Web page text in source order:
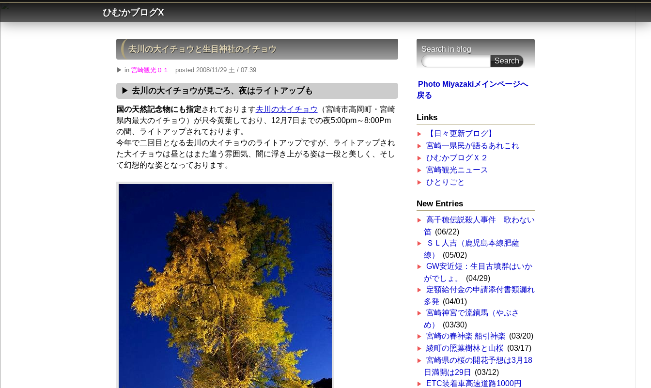
ひむかブログX
去川の大イチョウと生目神社のイチョウ
▶ in 宮崎観光０１ posted 2008/11/29 土 / 07:39
去川の大イチョウが見ごろ、夜はライトアップも
国の天然記念物にも指定されております去川の大イチョウ （宮崎市高岡町・宮崎
県内最大のイチョウ）が只今黄葉しており、12月7日までの夜5:00pm～8:00Pm
の間、ライトアップされております。
今年で二回目となる去川の大イチョウのライトアップですが、ライトアップされ
た大イチョウは昼とはまた違う雰囲気、闇に浮き上がる姿は一段と美しく、そし
て幻想的な姿となっております。
Search in blog
Photo Miyazakiメインページへ
戻る
Links
【日々更新ブログ】
宮崎一県民が語るあれこれ
ひむかブログＸ２
宮崎観光ニュース
ひとりごと
New Entries
高千穂伝説殺人事件 歌わない
笛 (06/22)
ＳＬ人吉（鹿児島本線肥薩
線）
(05/02)
GW安近短：生目古墳群はいか
がでしょ。
(04/29)
定額給付金の申請添付書類漏れ
多発 (04/01)
宮崎神宮で流鏑馬（やぶさ
め）
(03/30)
宮崎の春神楽 船引神楽 (03/20)
綾町の照葉樹林と山桜 (03/17)
宮崎県の桜の開花予想は3月18
日満開は29日
(03/12)
ETC装着車高速道路1000円